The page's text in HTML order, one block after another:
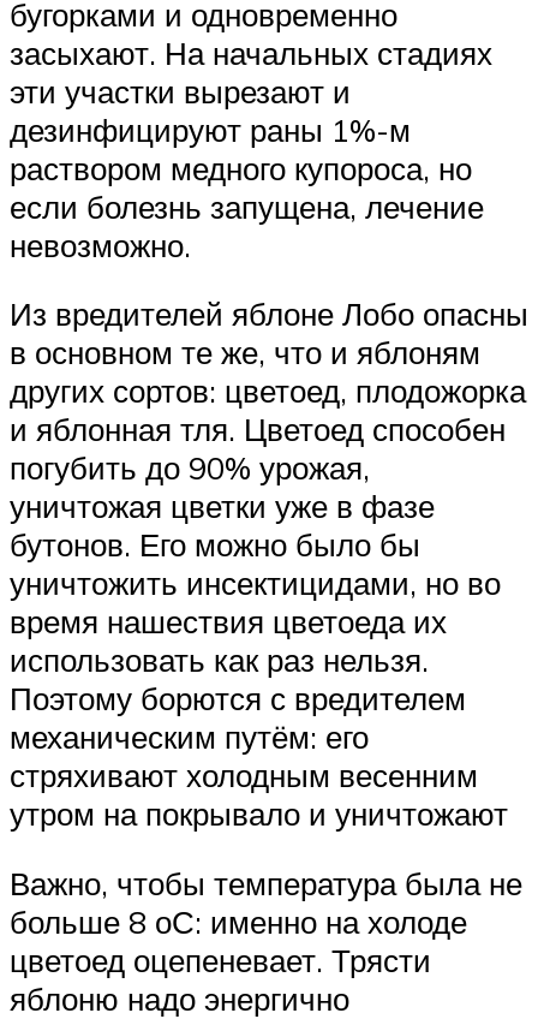
бугорками и одновременно
засыхают. На начальных стадиях
эти участки вырезают и
дезинфицируют раны 1%-м
раствором медного купороса, но
если болезнь запущена, лечение
невозможно.
Из вредителей яблоне Лобо опасны
в основном те же, что и яблоням
других сортов: цветоед, плодожорка
и яблонная тля. Цветоед способен
погубить до 90% урожая,
уничтожая цветки уже в фазе
бутонов. Его можно было бы
уничтожить инсектицидами, но во
время нашествия цветоеда их
использовать как раз нельзя.
Поэтому борются с вредителем
механическим путём: его
стряхивают холодным весенним
утром на покрывало и уничтожают
Важно, чтобы температура была не
больше 8 оС: именно на холоде
цветоед оцепеневает. Трясти
яблоню надо энергично